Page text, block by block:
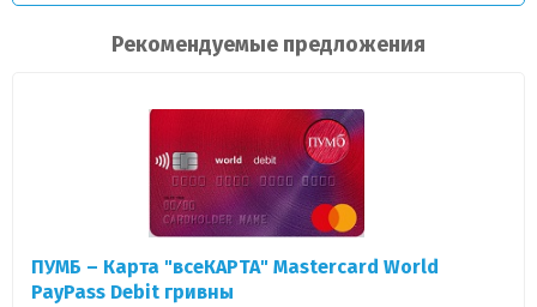
Рекомендуемые предложения
ПУМБ – Карта "всеКАРТА" Mastercard World
PayPass Debit гривны